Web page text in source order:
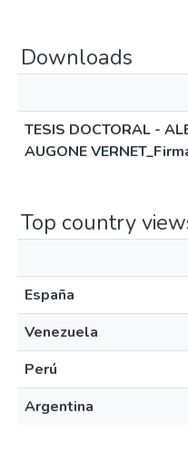
Downloads
TESIS DOCTORAL -
AUGONE
Top country
España
Venezuela
Perú
Argentina